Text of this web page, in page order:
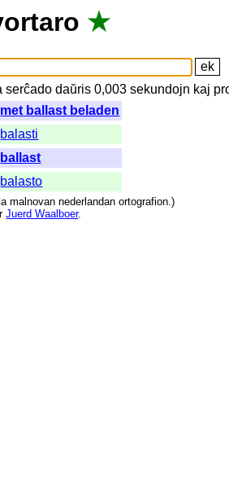
★
serĉado daŭris 0,003sekundojn kaj
met ballast beladen
balasti
ballast
balasto
la malnovan nederlandan ortografion.)
Juerd Waalboer.